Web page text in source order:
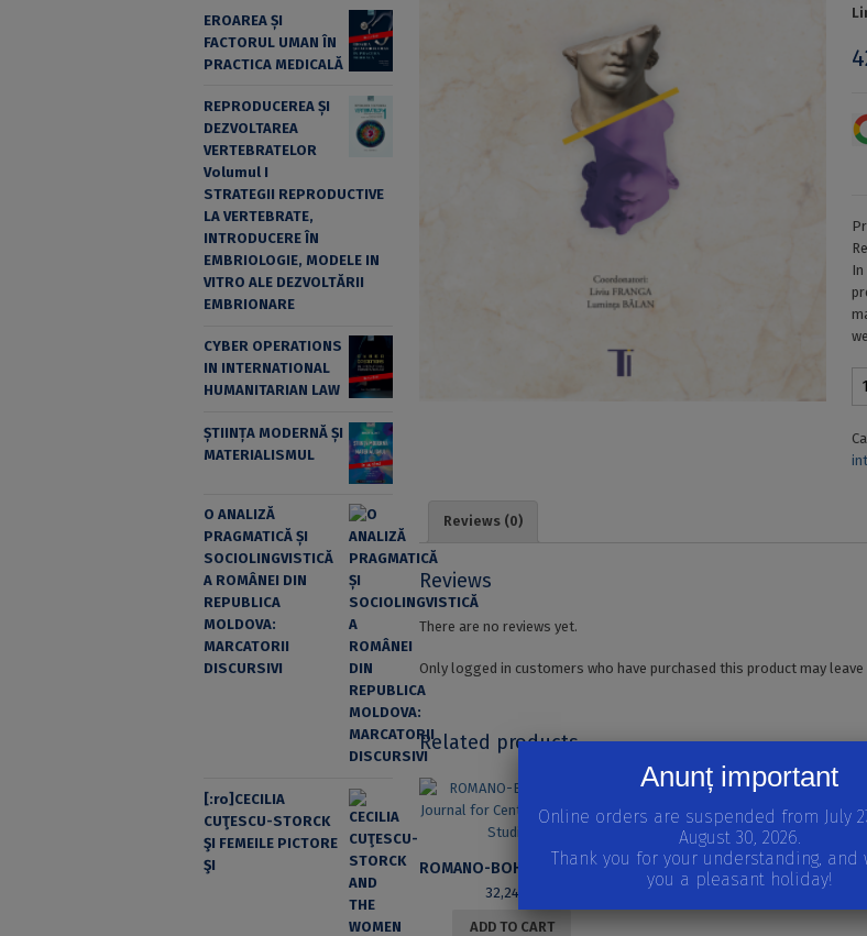
Reviews (0)
Reviews
There are no reviews yet.
Only logged in customers who have purchased this product may leave
Related products
ROMANO-BOHEMICA I. JOURNAL FOR CENTRAL EUROPEAN STUDIES
32,24
ADD TO CART
CATALAN GRAMMAR
30,13 lei
READ MORE
EROAREA ȘI
FACTORUL UMAN ÎN
PRACTICA MEDICALĂ
REPRODUCEREA ȘI
DEZVOLTAREA
VERTEBRATELOR
Volumul I
STRATEGII REPRODUCTIVE
LA VERTEBRATE,
INTRODUCERE ÎN
EMBRIOLOGIE, MODELE IN
VITRO ALE DEZVOLTĂRII
EMBRIONARE
CYBER OPERATIONS
IN INTERNATIONAL
HUMANITARIAN LAW
ȘTIINȚA MODERNĂ ȘI
MATERIALISMUL
O ANALIZĂ
PRAGMATICĂ ȘI
SOCIOLINGVISTICĂ
A ROMÂNEI DIN
REPUBLICA
MOLDOVA:
MARCATORII
DISCURSIVI
[:ro]CECILIA
CUŢESCU-STORCK
ŞI FEMEILE PICTORE
ŞI
Anunț important
Online orders are suspended from July
August 30, 2026.
Thank you for your understanding, and
you a pleasant holiday!